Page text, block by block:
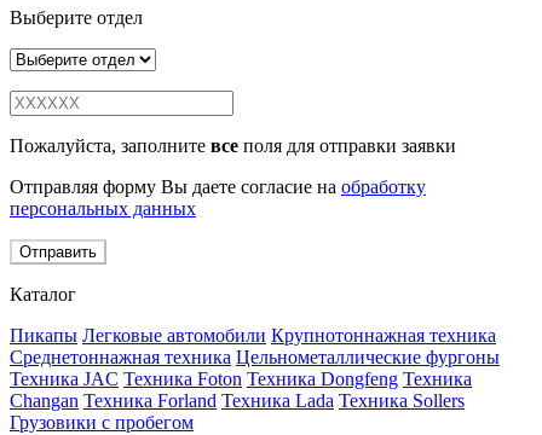
Выберите отдел
Пожалуйста, заполните все поля для отправки заявки
Отправляя форму Вы даете согласие на обработку
персональных данных
Отправить
Каталог
Пикапы Легковые автомобили Крупнотоннажная техника
Среднетоннажная техника Цельнометаллические фургоны
Техника JAC Техника Foton Техника Dongfeng Техника
Changan Техника Forland Техника Lada Техника Sollers
Грузовики с пробегом